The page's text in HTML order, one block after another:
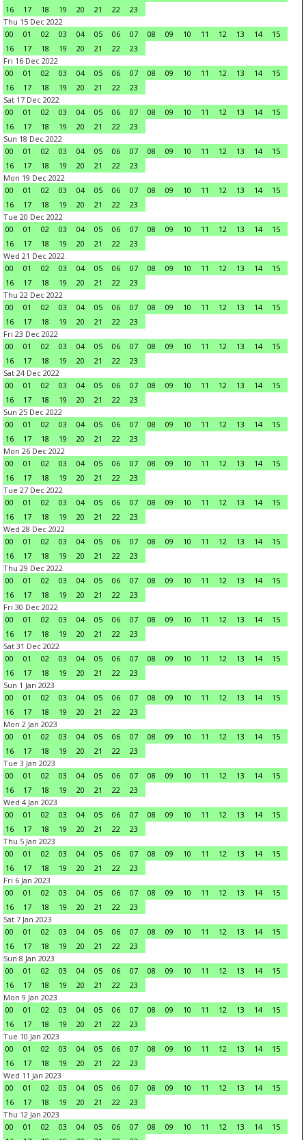
16
17 18 19 20 21 22
23
Thu 15 Dec 2022
00
01 02 03 04 05 06 07 08 09 10 11 12 13 14
15
16
17 18 19 20 21 22
23
Fri 16 Dec 2022
00
01 02 03 04 05 06 07 08 09 10 11 12 13 14
15
16
17 18 19 20 21 22
23
Sat 17 Dec 2022
00
01 02 03 04 05 06 07 08 09 10 11 12 13 14
15
16
17 18 19 20 21 22
23
Sun 18 Dec 2022
00
01 02 03 04 05 06 07 08 09 10 11 12 13 14
15
16
17 18 19 20 21 22
23
Mon 19 Dec 2022
00
01 02 03 04 05 06 07 08 09 10 11 12 13 14
15
16
17 18 19 20 21 22
23
Tue 20 Dec 2022
00
01 02 03 04 05 06 07 08 09 10 11 12 13 14
15
16
17 18 19 20 21 22
23
Wed 21 Dec 2022
00
01 02 03 04 05 06 07 08 09 10 11 12 13 14
15
16
17 18 19 20 21 22
23
Thu 22 Dec 2022
00
01 02 03 04 05 06 07 08 09 10 11 12 13 14
15
16
17 18 19 20 21 22
23
Fri 23 Dec 2022
00
01 02 03 04 05 06 07 08 09 10 11 12 13 14
15
16
17 18 19 20 21 22
23
Sat 24 Dec 2022
00
01 02 03 04 05 06 07 08 09 10 11 12 13 14
15
16
17 18 19 20 21 22
23
Sun 25 Dec 2022
00
01 02 03 04 05 06 07 08 09 10 11 12 13 14
15
16
17 18 19 20 21 22
23
Mon 26 Dec 2022
00
01 02 03 04 05 06 07 08 09 10 11 12 13 14
15
16
17 18 19 20 21 22
23
Tue 27 Dec 2022
00
01 02 03 04 05 06 07 08 09 10 11 12 13 14
15
16
17 18 19 20 21 22
23
Wed 28 Dec 2022
00
01 02 03 04 05 06 07 08 09 10 11 12 13 14
15
16
17 18 19 20 21 22
23
Thu 29 Dec 2022
00
01 02 03 04 05 06 07 08 09 10 11 12 13 14
15
16
17 18 19 20 21 22
23
Fri 30 Dec 2022
00
01 02 03 04 05 06 07 08 09 10 11 12 13 14
15
16
17 18 19 20 21 22
23
Sat 31 Dec 2022
00
01 02 03 04 05 06 07 08 09 10 11 12 13 14
15
16
17 18 19 20 21 22
23
Sun 1 Jan 2023
00
01 02 03 04 05 06 07 08 09 10 11 12 13 14
15
16
17 18 19 20 21 22
23
Mon 2 Jan 2023
00
01 02 03 04 05 06 07 08 09 10 11 12 13 14
15
16
17 18 19 20 21 22
23
Tue 3 Jan 2023
00
01 02 03 04 05 06 07 08 09 10 11 12 13 14
15
16
17 18 19 20 21 22
23
Wed 4 Jan 2023
00
01 02 03 04 05 06 07 08 09 10 11 12 13 14
15
16
17 18 19 20 21 22
23
Thu 5 Jan 2023
00
01 02 03 04 05 06 07 08 09 10 11 12 13 14
15
16
17 18 19 20 21 22
23
Fri 6 Jan 2023
00
01 02 03 04 05 06 07 08 09 10 11 12 13 14
15
16
17 18 19 20 21 22
23
Sat 7 Jan 2023
00
01 02 03 04 05 06 07 08 09 10 11 12 13 14
15
16
17 18 19 20 21 22
23
Sun 8 Jan 2023
00
01 02 03 04 05 06 07 08 09 10 11 12 13 14
15
16
17 18 19 20 21 22
23
Mon 9 Jan 2023
00
01 02 03 04 05 06 07 08 09 10 11 12 13 14
15
16
17 18 19 20 21 22
23
Tue 10 Jan 2023
00
01 02 03 04 05 06 07 08 09 10 11 12 13 14
15
16
17 18 19 20 21 22
23
Wed 11 Jan 2023
00
01 02 03 04 05 06 07 08 09 10 11 12 13 14
15
16
17 18 19 20 21 22
23
Thu 12 Jan 2023
00
01 02 03 04 05 06 07 08 09 10 11 12 13 14
15